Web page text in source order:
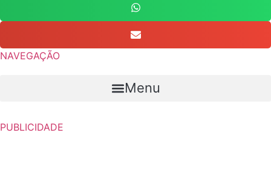
NAVEGAÇÃO
Menu
PUBLICIDADE